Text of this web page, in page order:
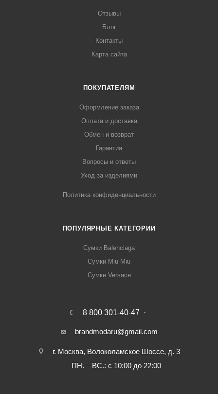
Отзывы
Блог
Контакты
Карта сайта
ПОКУПАТЕЛЯМ
Оформление заказа
Оплата и доставка
Обмен и возврат
Гарантия
Вопросы и ответы
Уход за изделиями
Политика конфиденциальности
ПОПУЛЯРНЫЕ КАТЕГОРИИ
Сумки Balenciaga
Сумки Miu Miu
Сумки Versace
8 800 301-40-47
brandmodaru@gmail.com
г. Москва, Волоколамское Шоссе, д. 3
ПН. – ВС.: с 10:00 до 22:00